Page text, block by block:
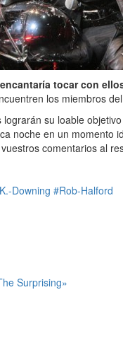
tocar con
los miembros
su loable
noche en un
comentarios al
Downing #Rob-Halford
Surprising»